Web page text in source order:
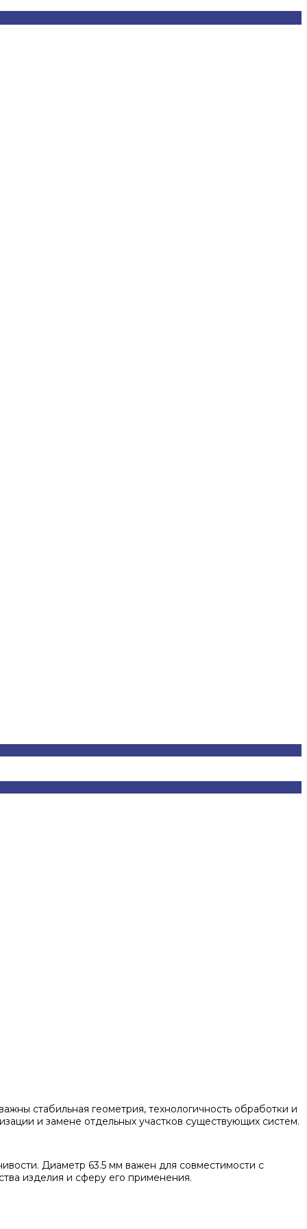
стабильная геометрия, технологичность обработки и
и замене отдельных участков существующих систем.
Диаметр 63.5 мм важен для совместимости с
изделия и сферу его применения.